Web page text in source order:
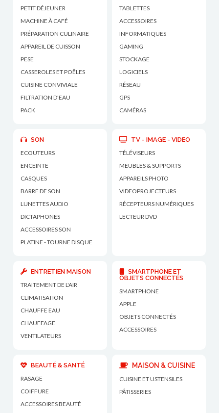
PETIT DÉJEUNER
MACHINE À CAFÉ
PRÉPARATION CULINAIRE
APPAREIL DE CUISSON
PESE
CASSEROLES ET POÊLES
CUISINE CONVIVIALE
FILTRATION D'EAU
PACK
TABLETTES
ACCESSOIRES
INFORMATIQUES
GAMING
STOCKAGE
LOGICIELS
RÉSEAU
GPS
CAMÉRAS
SON
ECOUTEURS
ENCEINTE
CASQUES
BARRE DE SON
LUNETTES AUDIO
DICTAPHONES
ACCESSOIRES SON
PLATINE - TOURNE DISQUE
TV - IMAGE - VIDEO
TÉLÉVISEURS
MEUBLES & SUPPORTS
APPAREILS PHOTO
VIDEOPROJECTEURS
RÉCEPTEURS NUMÉRIQUES
LECTEUR DVD
ENTRETIEN MAISON
TRAITEMENT DE L'AIR
CLIMATISATION
CHAUFFE EAU
CHAUFFAGE
VENTILATEURS
SMARTPHONE ET
OBJETS CONNECTÉS
SMARTPHONE
APPLE
OBJETS CONNECTÉS
ACCESSOIRES
BEAUTÉ & SANTÉ
RASAGE
COIFFURE
ACCESSOIRES BEAUTÉ
MAISON & CUISINE
CUISINE ET USTENSILES
PÂTISSERIES